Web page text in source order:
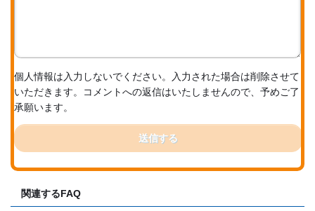
個人情報は入力しないでください。入力された場合は削除させて
いただきます。コメントへの返信はいたしませんので、予めご了
承願います。
送信する
関連するFAQ